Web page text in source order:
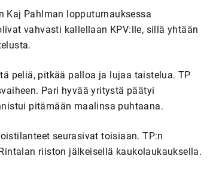
Kaj Pahlman lopputurnauksessa
vahvasti kallellaan KPV:lle, sillä yhtään
peliä, pitkää palloa ja lujaa taistelua. TP
Pari hyvää yritystä päätyi
pitämään maalinsa puhtaana.
seurasivat toisiaan. TP:n
riiston jälkeisellä kaukolaukauksella.